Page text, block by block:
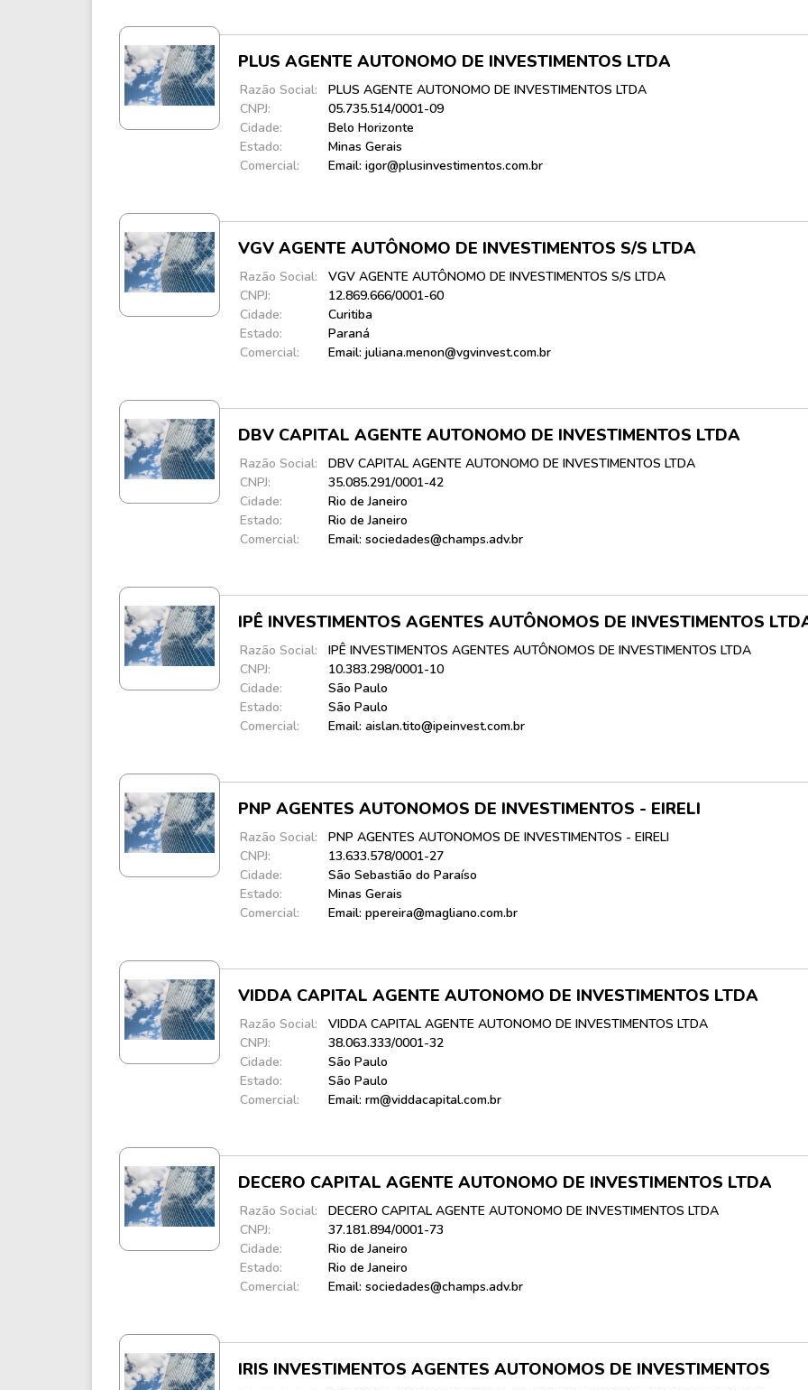
Klabin
Petrobrás
Ver todos
KNRI11
KNCR11
Ver todos
GOLD11
XINA11
Ver todos
Meta
Coca-Cola
Ver todos
Solana
PLUS AGENTE AUTONOMO DE INVESTIMENTOS LTDA
Razão Social:
PLUS AGENTE AUTONOMO DE INVESTIMENTOS LTDA
CNPJ:
05.735.514/0001-09
Cidade:
Belo Horizonte
Estado:
Minas Gerais
Comercial:
Email: igor@plusinvestimentos.com.br
VGV AGENTE AUTÔNOMO DE INVESTIMENTOS S/S LTDA
Razão Social:
VGV AGENTE AUTÔNOMO DE INVESTIMENTOS S/S LTDA
CNPJ:
12.869.666/0001-60
Cidade:
Curitiba
Estado:
Paraná
Comercial:
Email: juliana.menon@vgvinvest.com.br
DBV CAPITAL AGENTE AUTONOMO DE INVESTIMENTOS LTDA
Razão Social:
DBV CAPITAL AGENTE AUTONOMO DE INVESTIMENTOS LTDA
CNPJ:
35.085.291/0001-42
Cidade:
Rio de Janeiro
Estado:
Rio de Janeiro
Comercial:
Email: sociedades@champs.adv.br
IPÊ INVESTIMENTOS AGENTES AUTÔNOMOS DE INVESTIMENTOS
Razão Social:
IPÊ INVESTIMENTOS AGENTES AUTÔNOMOS DE INVESTIMENTOS LTDA
CNPJ:
10.383.298/0001-10
Cidade:
São Paulo
Estado:
São Paulo
Comercial:
Email: aislan.tito@ipeinvest.com.br
PNP AGENTES AUTONOMOS DE INVESTIMENTOS - EIRELI
Razão Social:
PNP AGENTES AUTONOMOS DE INVESTIMENTOS - EIRELI
CNPJ:
13.633.578/0001-27
Cidade:
São Sebastião do Paraíso
Estado:
Minas Gerais
Comercial:
Email: ppereira@magliano.com.br
VIDDA CAPITAL AGENTE AUTONOMO DE INVESTIMENTOS LTDA
Razão Social:
VIDDA CAPITAL AGENTE AUTONOMO DE INVESTIMENTOS LTDA
CNPJ:
38.063.333/0001-32
Cidade:
São Paulo
Estado:
São Paulo
Comercial:
Email: rm@viddacapital.com.br
DECERO CAPITAL AGENTE AUTONOMO DE INVESTIMENTOS LTDA
Razão Social:
DECERO CAPITAL AGENTE AUTONOMO DE INVESTIMENTOS LTDA
CNPJ:
37.181.894/0001-73
Cidade:
Rio de Janeiro
Estado:
Rio de Janeiro
Comercial:
Email: sociedades@champs.adv.br
IRIS INVESTIMENTOS AGENTES AUTONOMOS DE INVESTIMENTOS